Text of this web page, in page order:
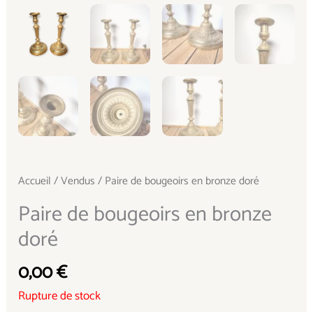
Accueil /Vendus / Paire de bougeoirs en bronze doré
Paire de bougeoirs en bronze
doré
0,00€
Rupture de stock